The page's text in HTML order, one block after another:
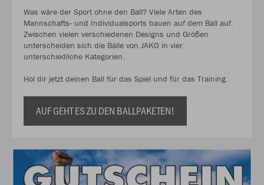
Was wäre der Sport ohne den Ball? Viele Arten des
Mannschafts- und Individualsports bauen auf dem Ball auf.
Zwischen vielen verschiedenen Designs und Größen
unterscheiden sich die Bälle von JAKO in vier
unterschiedliche Kategorien.
Hol dir jetzt deinen Ball für das Spiel und für das Training.
AUF GEHT ES ZU DEN BALLPAKETEN!